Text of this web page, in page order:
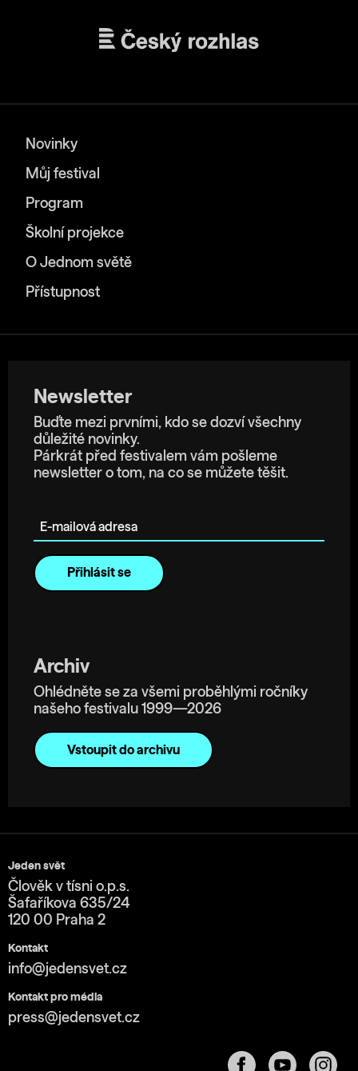
Novinky
Můj festival
Program
Školní projekce
O Jednom světě
Přístupnost
Newsletter
Buďte mezi prvními, kdo se dozví všechny
důležité novinky.
Párkrát před festivalem vám pošleme
newsletter o tom, na co se můžete těšit.
Archiv
Ohlédněte se za všemi proběhlými ročníky
našeho festivalu 1999—2026
Vstoupit do archivu
Jeden svět
Člověk v tísni o.p.s.
Šafaříkova 635/24
120 00 Praha 2
Kontakt
info@jedensvet.cz
Kontakt pro média
press@jedensvet.cz